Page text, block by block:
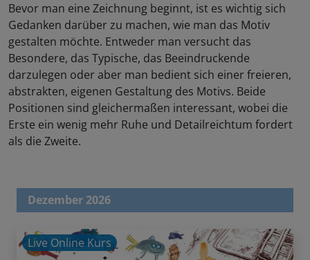
Bevor man eine Zeichnung beginnt, ist es wichtig sich
Gedanken darüber zu machen, wie man das Motiv
gestalten möchte. Entweder man versucht das
Besondere, das Typische, das Beeindruckende
darzulegen oder aber man bedient sich einer freieren,
abstrakten, eigenen Gestaltung des Motivs. Beide
Positionen sind gleichermaßen interessant, wobei die
Erste ein wenig mehr Ruhe und Detailreichtum fordert
als die Zweite.
Dezember 2026
Live Online Kurs